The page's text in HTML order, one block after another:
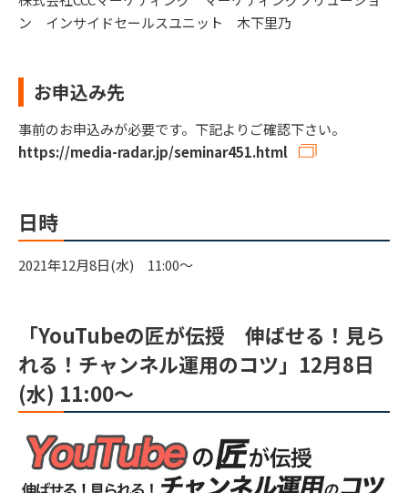
ン インサイドセールスユニット 木下里乃
お申込み先
事前のお申込みが必要です。下記よりご確認下さい。
https://media-radar.jp/seminar451.html
日時
2021年12月8日(水) 11:00～
「YouTubeの匠が伝授 伸ばせる！見ら
れる！チャンネル運用のコツ」12月8日
(水) 11:00～